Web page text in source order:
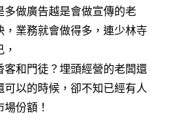
多做廣告越是會做宣傳的老
，業務就會做得多，連少林寺
客和門徒？埋頭經營的老闆還
可以的時候，卻不知已經有人
份額！